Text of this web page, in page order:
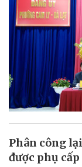
Phân công
được phụ